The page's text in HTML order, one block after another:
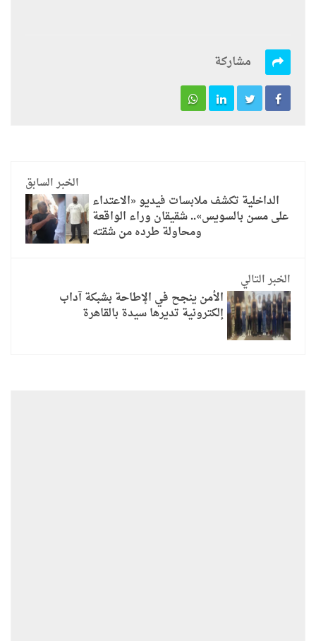
مشاركة
الخبر السابق
الداخلية تكشف ملابسات فيديو «الاعتداء
على مسن بالسويس».. شقيقان وراء الواقعة
ومحاولة طرده من شقته
الخبر التالي
الأمن ينجح في الإطاحة بشبكة آداب
إلكترونية تديرها سيدة بالقاهرة